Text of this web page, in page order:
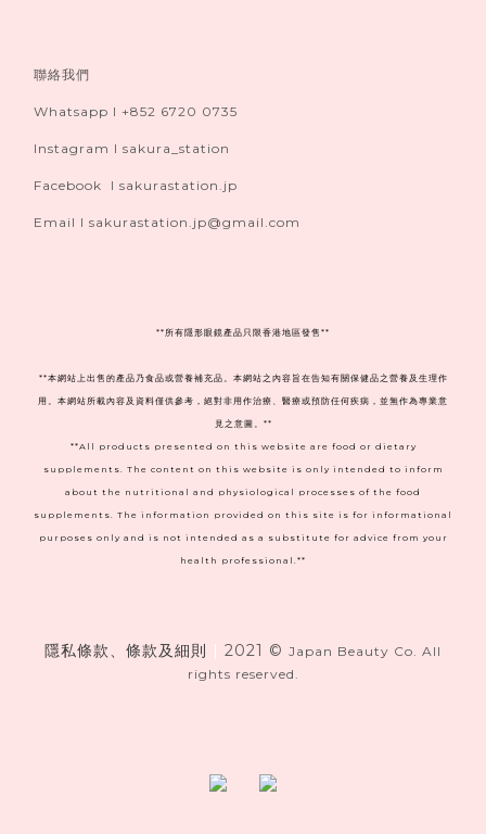
聯絡我們
Whatsapp I +852 6720 0735
Instagram I sakura_station
Facebook I sakurastation.jp
Email I sakurastation.jp@gmail.com
** 所有隱形眼鏡產品只限香港地區發售**
**本網站上出售的產品乃食品或營養補充品。本網站之內容旨在告知有關保健品之營養及生理作
用。本網站所載內容及資料僅供參考，絕對非用作治療、醫療或預防任何疾病，並無作為專業意
見之意圖。**
**All products presented on this website are food or dietary
supplements. The content on this website is only intended to inform
about the nutritional and physiological processes of the food
supplements. The information provided on this site is for informational
purposes only and is not intended as a substitute for advice from your
health professional.**
隱私條款、條款及細則 2021 © Japan Beauty Co. All
rights reserved.